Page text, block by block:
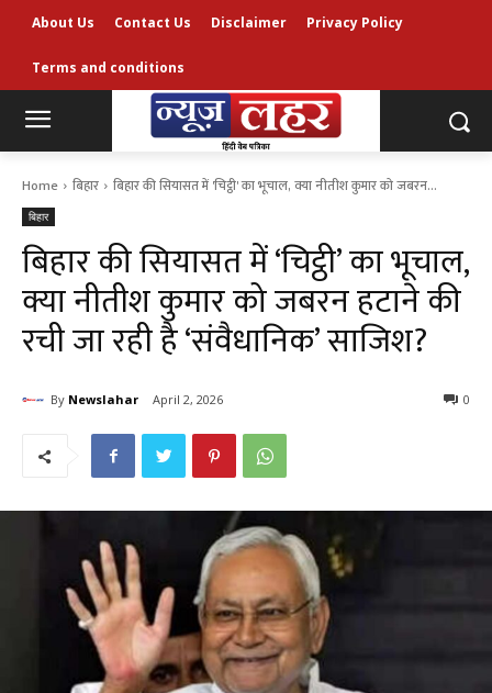
About Us Contact Us Disclaimer Privacy Policy
Terms and conditions
Home बिहार बिहार की सियासत में 'चिट्ठी' का भूचाल, क्या नीतीश कुमार को जबरन...
बिहार
बिहार की सियासत में ‘चिट्ठी’ का भूचाल,
क्या नीतीश कुमार को जबरन हटाने की
रची जा रही है ‘संवैधानिक’ साजिश?
By Newslahar April 2, 2026 0